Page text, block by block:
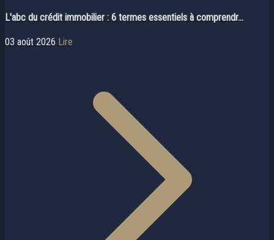
L'abc du crédit immobilier : 6 termes essentiels à comprendr...
03 août 2026 Lire